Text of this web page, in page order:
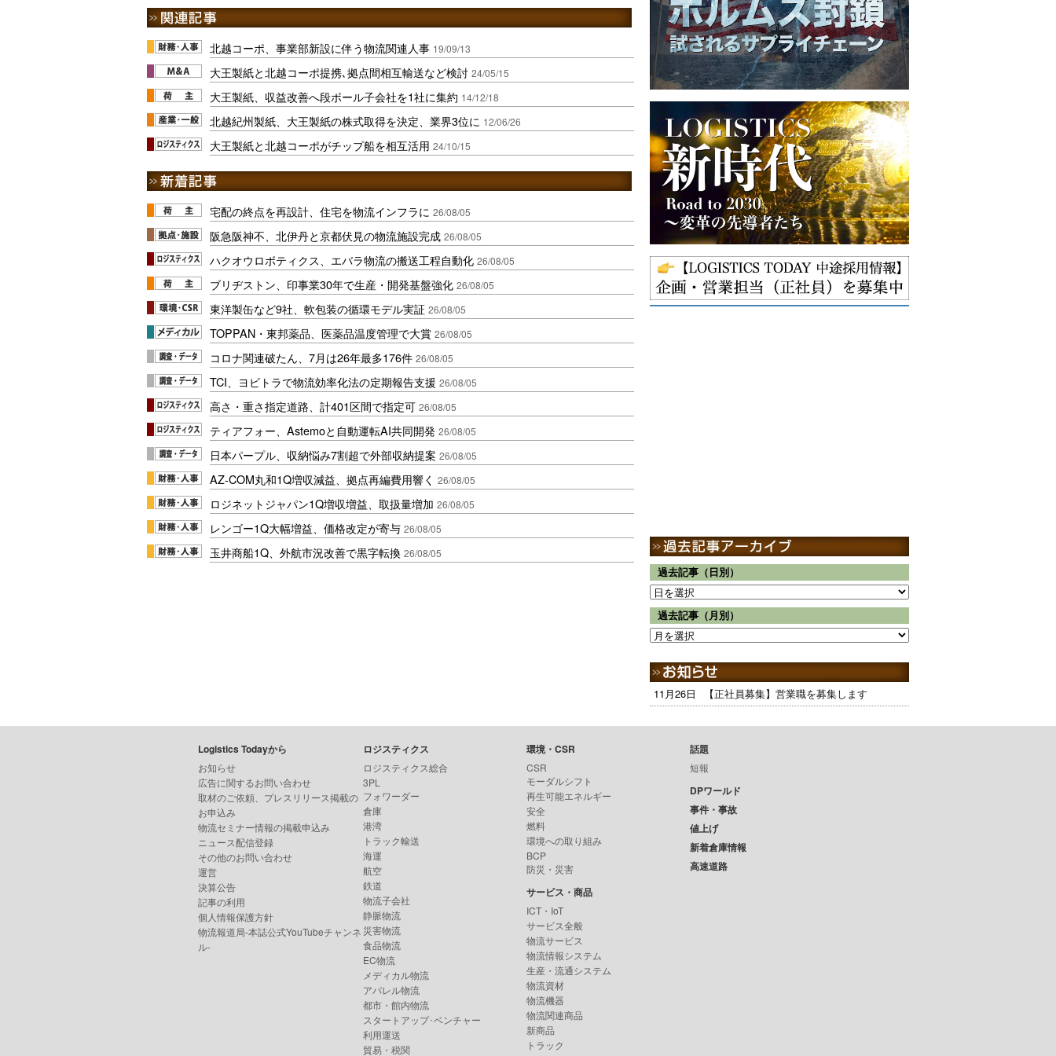
北越コーポ、事業部新設に伴う物流関連人事 19/09/13
大王製紙と北越コーポ提携､拠点間相互輸送など検討 24/05/15
大王製紙、収益改善へ段ボール子会社を1社に集約 14/12/18
北越紀州製紙、大王製紙の株式取得を決定、業界3位に 12/06/26
大王製紙と北越コーポがチップ船を相互活用 24/10/15
宅配の終点を再設計、住宅を物流インフラに 26/08/05
阪急阪神不、北伊丹と京都伏見の物流施設完成 26/08/05
ハクオウロボティクス、エバラ物流の搬送工程自動化 26/08/05
ブリヂストン、印事業30年で生産・開発基盤強化 26/08/05
東洋製缶など9社、軟包装の循環モデル実証 26/08/05
TOPPAN・東邦薬品、医薬品温度管理で大賞 26/08/05
コロナ関連破たん、7月は26年最多176件 26/08/05
TCI、ヨビトラで物流効率化法の定期報告支援 26/08/05
高さ・重さ指定道路、計401区間で指定可 26/08/05
ティアフォー、Astemoと自動運転AI共同開発 26/08/05
日本パープル、収納悩み7割超で外部収納提案 26/08/05
AZ-COM丸和1Q増収減益、拠点再編費用響く 26/08/05
ロジネットジャパン1Q増収増益、取扱量増加 26/08/05
レンゴー1Q大幅増益、価格改定が寄与 26/08/05
玉井商船1Q、外航市況改善で黒字転換 26/08/05
過去記事（日別）
過去記事（月別）
11月26日 【正社員募集】営業職を募集します
Logistics Todayから
お知らせ
広告に関するお問い合わせ
取材のご依頼、プレスリリース掲載の
お申込み
物流セミナー情報の掲載申込み
ニュース配信登録
その他のお問い合わせ
運営
決算公告
記事の利用
個人情報保護方針
物流報道局-本誌公式YouTubeチャンネ
ル-
ロジスティクス
ロジスティクス総合
3PL
フォワーダー
倉庫
港湾
トラック輸送
海運
航空
鉄道
物流子会社
静脈物流
災害物流
食品物流
EC物流
メディカル物流
アパレル物流
都市・館内物流
スタートアップ･ベンチャー
利用運送
貿易・税関
環境・CSR
CSR
モーダルシフト
再生可能エネルギー
安全
燃料
環境への取り組み
BCP
防災・災害
サービス・商品
ICT・IoT
サービス全般
物流サービス
物流情報システム
生産・流通システム
物流資材
物流機器
物流関連商品
新商品
トラック
話題
短報
DPワールド
事件・事故
値上げ
新着倉庫情報
高速道路